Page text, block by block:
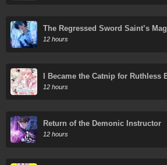
The Regressed Sword Saint’s
12 hours
I Became the Catnip for Ruthless
12 hours
Return of the Demonic Instructor
12 hours